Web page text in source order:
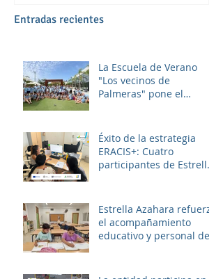
Entradas recientes
La Escuela de Verano
"Los vecinos de
Palmeras" pone el
convivencia y diversión.
Éxito de la estrategia
ERACIS+: Cuatro
participantes de Estrella
sociosanitario
Estrella Azahara refuerza
el acompañamiento
educativo y personal del
zona.